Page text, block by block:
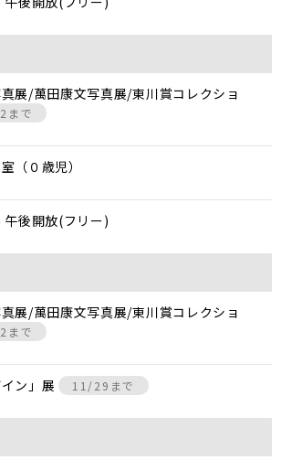
展/萬田康文写真展/東川賞コレクショ
まで
（０歳児）
午後開放(フリー)
展/萬田康文写真展/東川賞コレクショ
まで
イン」展 11/29まで